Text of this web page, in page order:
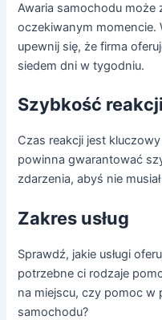
Awaria samochodu może
oczekiwanym momencie.
upewnij się, że firma
siedem dni w tygodniu.
Szybkość reakcji
Czas reakcji jest
powinna gwarantować
zdarzenia, abyś nie
Zakres usług
Sprawdź, jakie usługi
potrzebne ci rodzaje
na miejscu, czy pomoc w
samochodu?